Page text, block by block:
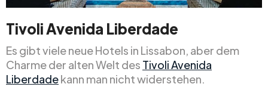
Tivoli Avenida Liberdade
Es gibt viele neue Hotels in Lissabon, aber dem
Charme der alten Welt des Tivoli Avenida
Liberdadekann man nicht widerstehen.